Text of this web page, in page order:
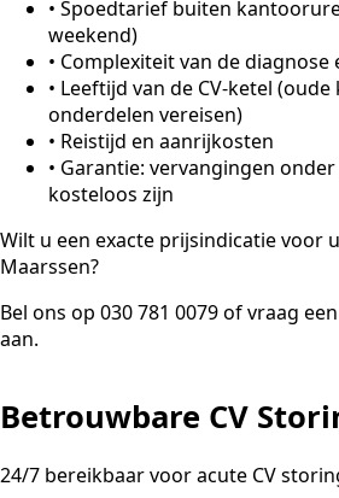
• Spoedtarief buiten
weekend)
• Complexiteit van de diagnose
• Leeftijd van de CV-ketel
onderdelen vereisen)
• Reistijd en aanrijkosten
• Garantie: vervangingen
kosteloos zijn
Wilt u een exacte prijsindicatie voor
Maarssen?
Bel ons op 030 781 0079 of vraag
aan.
Betrouwbare CV
24/7 bereikbaar voor acute CV